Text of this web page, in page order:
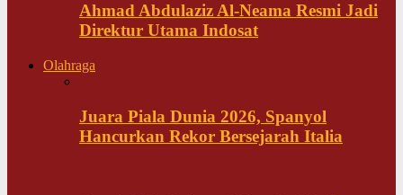
Ahmad Abdulaziz Al-Neama Resmi Jadi
Direktur Utama Indosat
Olahraga
Juara Piala Dunia 2026, Spanyol
Hancurkan Rekor Bersejarah Italia